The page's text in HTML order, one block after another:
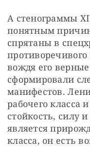
А стенограммы
понятным
спрятаны в
вождя его
сформировали
манифестов.
рабочего класса
стойкость, силу
является
класса, он есть